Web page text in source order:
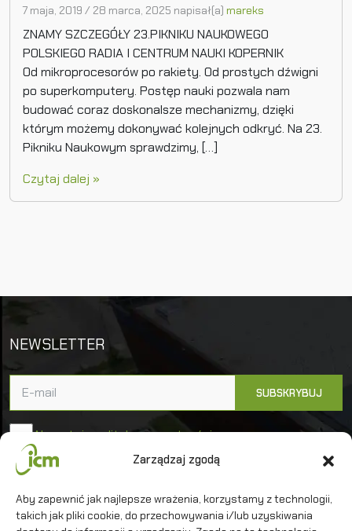
Zarządzaj zgodą
Aby zapewnić jak najlepsze wrażenia, korzystamy z technologii,
takich jak pliki cookie, do przechowywania i/lub uzyskiwania
7 maja, 2019 / 28 marca, 2025 napisał(a) mareks
ZNAMY SZCZEGÓŁY 23.PIKNIKU NAUKOWEGO
POLSKIEGO RADIA I CENTRUM NAUKI KOPERNIK
Od mikroprocesorów po rakiety. Od prostych dźwigni
po superkomputery. Postęp nauki pozwala nam
budować coraz doskonalsze mechanizmy, dzięki
którym możemy dokonywać kolejnych odkryć. Na 23.
Pikniku Naukowym sprawdzimy, […]
Czytaj dalej »
NEWSLETTER
Akceptuję politykę prywatności
Uniwersytet Warszawski
Interdyscyplinarne Centrum Modelowania